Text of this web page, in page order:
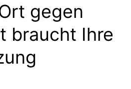
gegen
braucht Ihre